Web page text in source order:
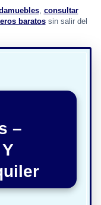
, consultar
baratossin salir del
–